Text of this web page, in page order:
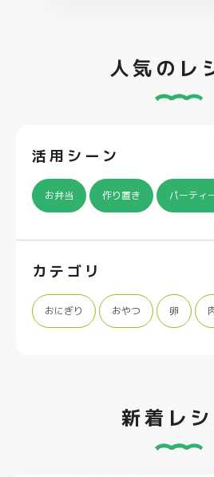
人気のレ
活用シーン
お弁当 作り置き パーティ
カテゴリ
おにぎり おやつ 卵
新着レ